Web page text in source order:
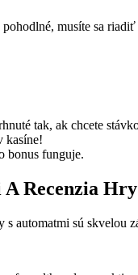
pohodlné, musíte sa
tak, ak chcete
kasíne!
bonus funguje.
Recenzia
automatmi sú skvelou